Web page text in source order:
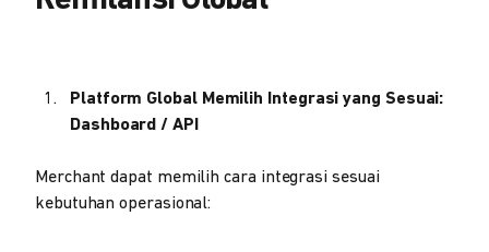
Platform Global Memilih Integrasi yang Sesuai:
Dashboard / API
Merchant dapat memilih cara integrasi sesuai
kebutuhan operasional: